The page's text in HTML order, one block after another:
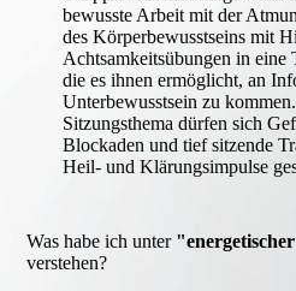
bewusste Arbeit mit der
des Körperbewusstseins mit
Achtsamkeitsübungen in eine
die es ihnen ermöglicht, an
Unterbewusstsein zu
Sitzungsthema dürfen sich
Blockaden und tief sitzende
Heil- und Klärungsimpulse
Was habe ich unter
verstehen?